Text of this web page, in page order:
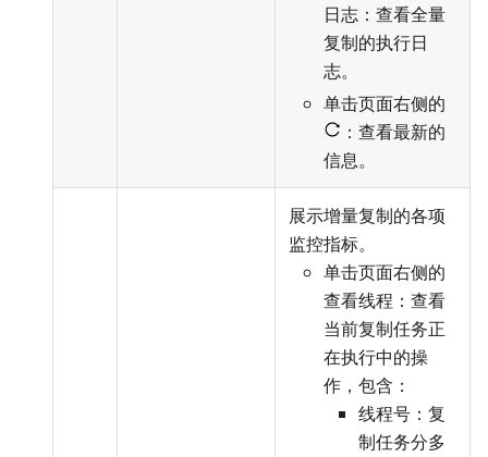
日志：查看全量
复制的执行日
志。
单击页面右侧的
：查看最新的
信息。
展示增量复制的各项
监控指标。
单击页面右侧的
查看线程：查看
当前复制任务正
在执行中的操
作，包含：
线程号：复
制任务分多